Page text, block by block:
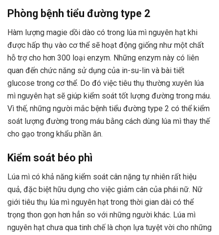
Phòng bệnh tiểu đường type 2
Hàm lượng magie dồi dào có trong lúa mì nguyên hạt khi
được hấp thụ vào cơ thể sẽ hoạt động giống như một chất
hỗ trợ cho hơn 300 loại enzym. Những enzym này có liên
quan đến chức năng sử dụng của in-su-lin và bài tiết
glucose trong cơ thể. Do đó việc tiêu thụ thường xuyên lúa
mì nguyên hạt sẽ giúp kiểm soát tốt lượng đường trong máu.
Vì thế, những người mắc bệnh tiểu đường type 2 có thể kiểm
soát lượng đường trong máu bằng cách dùng lúa mì thay thế
cho gạo trong khẩu phần ăn.
Kiểm soát béo phì
Lúa mì có khả năng kiểm soát cân nặng tự nhiên rất hiệu
quả, đặc biệt hữu dụng cho việc giảm cân của phái nữ. Nữ
giới tiêu thụ lúa mì nguyên hạt trong thời gian dài có thể
trọng thon gọn hơn hẳn so với những người khác. Lúa mì
nguyên hạt chưa qua tinh chế là chọn lựa tuyệt vời cho những